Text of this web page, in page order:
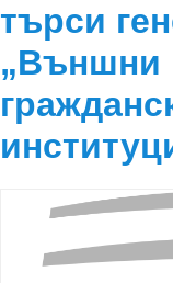
търси
„Външни